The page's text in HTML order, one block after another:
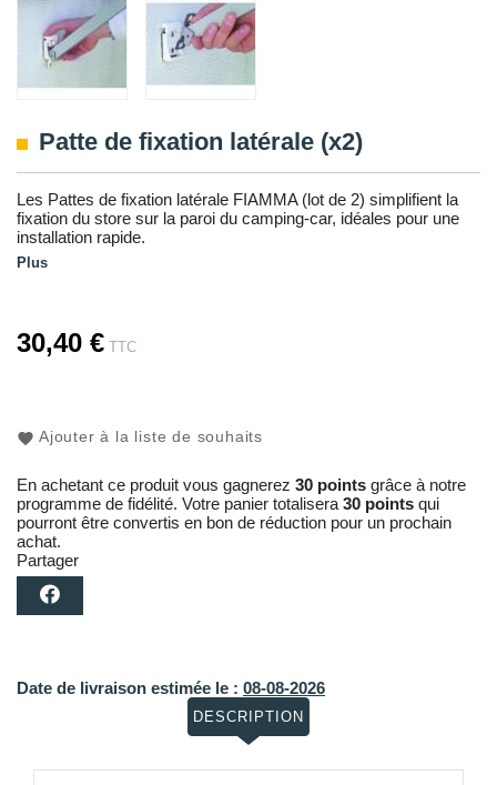
Patte de fixation latérale (x2)
Les Pattes de fixation latérale FIAMMA (lot de 2) simplifient la
fixation du store sur la paroi du camping-car, idéales pour une
installation rapide.
Plus
30,40 € TTC
Ajouter à la liste de souhaits
En achetant ce produit vous gagnerez 30 points grâce à notre
programme de fidélité. Votre panier totalisera 30 points qui
pourront être convertis en bon de réduction pour un prochain
achat.
Partager
Date de livraison estimée le : 08-08-2026
DESCRIPTION